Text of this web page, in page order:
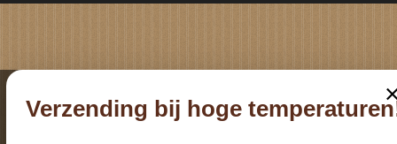
Verzending bij hoge